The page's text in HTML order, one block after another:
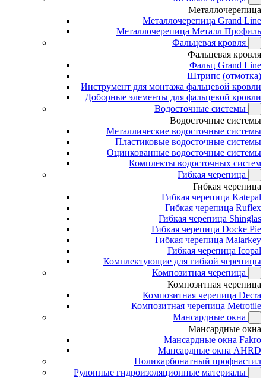
Металлочерепица
Металлочерепица Grand Line
Металлочерепица Металл Профиль
Фальцевая кровля
Фальцевая кровля
Фальц Grand Line
Штрипс (отмотка)
Инструмент для монтажа фальцевой кровли
Доборные элементы для фальцевой кровли
Водосточные системы
Водосточные системы
Металлические водосточные системы
Пластиковые водосточные системы
Оцинкованные водосточные системы
Комплекты водосточных систем
Гибкая черепица
Гибкая черепица
Гибкая черепица Katepal
Гибкая черепица Ruflex
Гибкая черепица Shinglas
Гибкая черепица Docke Pie
Гибкая черепица Malarkey
Гибкая черепица Icopal
Комплектующие для гибкой черепицы
Композитная черепица
Композитная черепица
Композитная черепица Decra
Композитная черепица Metrotile
Мансардные окна
Мансардные окна
Мансардные окна Fakro
Мансардные окна AHRD
Поликарбонатный профнастил
Рулонные гидроизоляционные материалы